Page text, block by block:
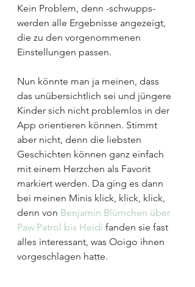
Kein Problem, denn -schwupps-
werden alle Ergebnisse angezeigt,
die zu den vorgenommenen
Einstellungen passen.
Nun könnte man ja meinen, dass
das unübersichtlich sei und jüngere
Kinder sich nicht problemlos in der
App orientieren können. Stimmt
aber nicht, denn die liebsten
Geschichten können ganz einfach
mit einem Herzchen als Favorit
markiert werden. Da ging es dann
bei meinen Minis klick, klick, klick,
denn von Benjamin Blümchen über
Paw Patrol bis Heidi fanden sie fast
alles interessant, was Ooigo ihnen
vorgeschlagen hatte.